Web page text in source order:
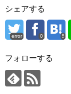
シェアする
error 0
フォローする